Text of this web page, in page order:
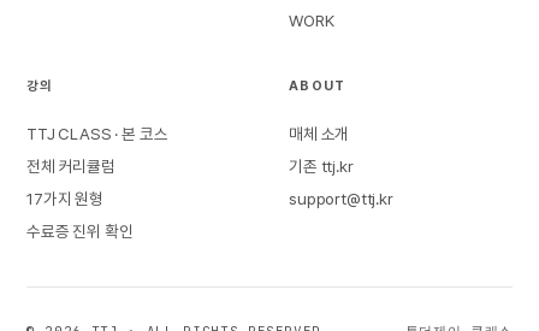
WORK
강의
TTJ CLASS · 본 코스
전체 커리큘럼
17가지 원형
수료증 진위 확인
ABOUT
매체 소개
기존 ttj.kr
support@ttj.kr